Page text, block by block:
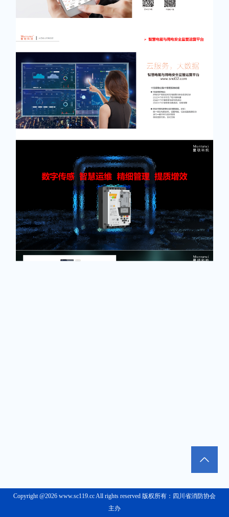
Copyright @2026 www.sc119.cc All rights reserved 版权所有：四川省消防协会
主办